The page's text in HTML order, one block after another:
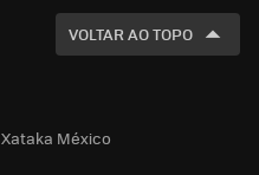
VOLTAR AO TOPO
Xataka México